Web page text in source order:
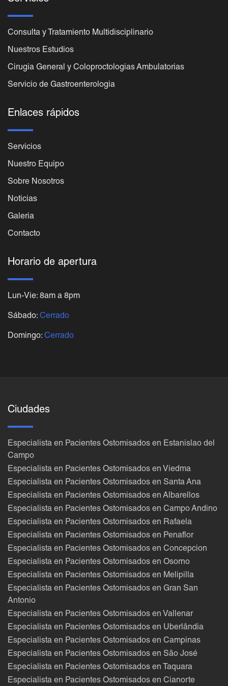
Consulta y Tratamiento Multidisciplinario
Nuestros Estudios
Cirugia General y Coloproctologias Ambulatorias
Servicio de Gastroenterologia
Enlaces rápidos
Servicios
Nuestro Equipo
Sobre Nosotros
Noticias
Galeria
Contacto
Horario de apertura
Lun-Vie: 8am a 8pm
Sábado: Cerrado
Domingo: Cerrado
Ciudades
Especialista en Pacientes Ostomisados en Estanislao del
Campo
Especialista en Pacientes Ostomisados en Viedma
Especialista en Pacientes Ostomisados en Santa Ana
Especialista en Pacientes Ostomisados en Albarellos
Especialista en Pacientes Ostomisados en Campo Andino
Especialista en Pacientes Ostomisados en Rafaela
Especialista en Pacientes Ostomisados en Penaflor
Especialista en Pacientes Ostomisados en Concepcion
Especialista en Pacientes Ostomisados en Osorno
Especialista en Pacientes Ostomisados en Melipilla
Especialista en Pacientes Ostomisados en Gran San
Antonio
Especialista en Pacientes Ostomisados en Vallenar
Especialista en Pacientes Ostomisados en Uberlândia
Especialista en Pacientes Ostomisados en Campinas
Especialista en Pacientes Ostomisados en São José
Especialista en Pacientes Ostomisados en Taquara
Especialista en Pacientes Ostomisados en Cianorte